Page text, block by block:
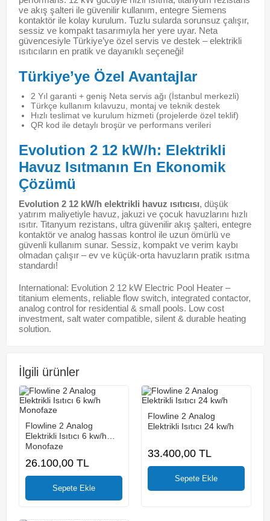
ve akış şalteri ile güvenilir kullanım, entegre Siemens
kontaktör ile kolay kurulum. Tuzlu sularda sorunsuz çalışır,
sessiz ve kompakt tasarımıyla her yere uyar. Neta
güvencesiyle Türkiye’ye özel servis ve destek – elektrikli
ısıtıcıların en pratik ve dayanıklı seçeneği!
Türkiye’ye Özel Avantajlar
2 Yıl garanti + geniş Neta servis ağı (İstanbul merkezli)
Türkçe kullanım kılavuzu, montaj ve teknik destek
Hızlı teslimat ve kurulum hizmeti (projelerde özel teklif)
QR kod ile detaylı broşür ve performans verileri
Evolution 2 12 kW/h: Elektrikli
Havuz Isıtmanın En Ekonomik
Çözümü
Evolution 2 12 kW/h elektrikli havuz ısıtıcısı, düşük
yatırım maliyetiyle havuz, jakuzi ve çocuk havuzlarını hızlı
ısıtır. Titanyum rezistans, ultra güvenilir akış şalteri, entegre
kontaktör ve analog hassas kontrol ile uzun ömürlü ve
güvenli kullanım sunar. Sessiz, kompakt ve verim kaybı
olmadan çalışır – ev ve küçük-orta havuzların pratik ısıtma
standardı!
International: Evolution 2 12 kW Electric Pool Heater –
titanium elements, reliable flow switch, integrated contactor,
analog control for residential & small pools. Low cost
investment, salt water compatible, silent & durable heating
solution.
İlgili ürünler
Flowline 2 Analog
Elektrikli Isıtıcı 6 kw/h
Monofaze
26.100,00 TL
Flowline 2 Analog
Elektrikli Isıtıcı 24 kw/h
33.400,00 TL